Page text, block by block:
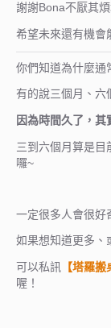
謝謝Bona不厭其
希望未來還有機會
你們知道為什麼通
有的說三個月、六
因為時間久了，
三到六個月算是目
囉~
一定很多人會很好
如果想知道更多、
可以私訊 【塔羅搬
喔！